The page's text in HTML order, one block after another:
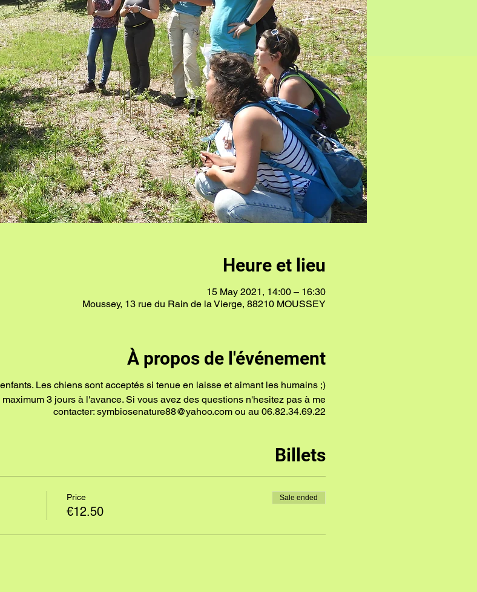
Heure et lieu
15 May 2021, 14:00 – 16:30
Moussey, 13 rue du Rain de la Vierge, 88210 MOUSSEY
À propos de l'événement
Les chiens sont acceptés si tenue en laisse et aimant les humains ;)
3 jours à l'avance. Si vous avez des questions n'hesitez pas à me
contacter: symbiosenature88@yahoo.com ou au 06.82.34.69.22
Billets
Price
€12.50
Sale ended